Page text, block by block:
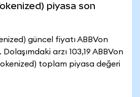
piyasa son
güncel fiyatı ABBVon
arzı 103,19 ABBVon
toplam piyasa değeri